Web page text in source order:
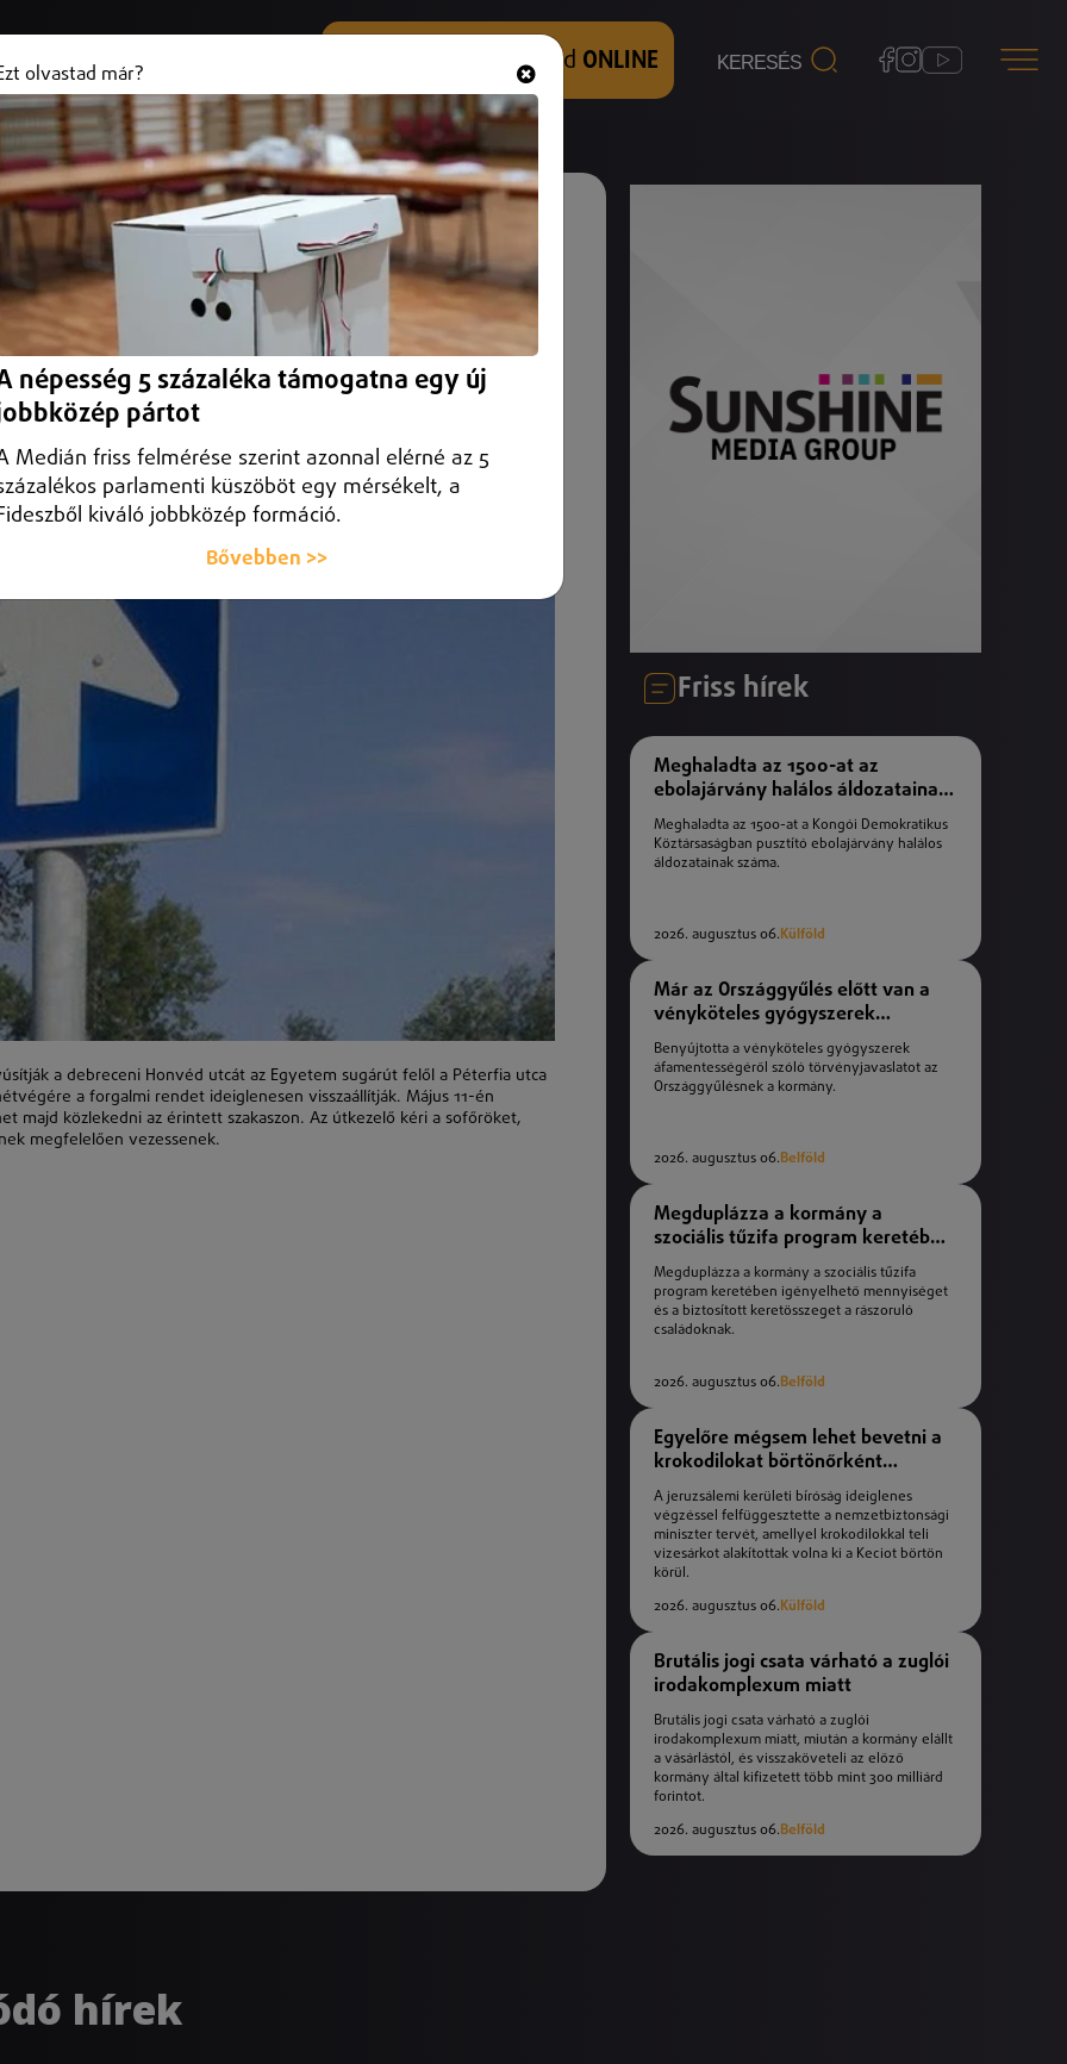
+36 (20) 316 3000 Hallgasd és nézd ONLINE
a debreceni Honvéd utcát
a debreceni Honvéd utcát az Egyetem sugárút felől a Péterfia
a debreceni Honvéd utcát az Egyetem sugárút felől a Péterfia utca
a forgalmi rendet ideiglenesen visszaállítják. Május 11-én
majd közlekedni az érintett szakaszon. Az útkezelő kéri a sofőröket,
megfelelően vezessenek.
Friss hírek
Meghaladta az 1500-at az
ebolajárvány halálos áldozatainak
száma
Meghaladta az 1500-at a Kongói Demokratikus
Köztársaságban pusztító ebolajárvány halálos
áldozatainak száma.
2026. augusztus 06. Külföld
Már az Országgyűlés előtt van a
vényköteles gyógyszerek
áfamentességéről szóló
törvényjavaslat
Benyújtotta a vényköteles gyógyszerek
áfamentességéről szóló törvényjavaslatot az
Országgyűlésnek a kormány.
2026. augusztus 06.Belföld
Megduplázza a kormány a
szociális tűzifa program keretében
igényelhető mennyiséget
Megduplázza a kormány a szociális tűzifa
program keretében igényelhető mennyiséget
és a biztosított keretösszeget a rászoruló
családoknak.
2026. augusztus 06.Belföld
Egyelőre mégsem lehet bevetni a
krokodilokat börtönőrként
Izraelben
A jeruzsálemi kerületi bíróság ideiglenes
végzéssel felfüggesztette a nemzetbiztonsági
miniszter tervét, amellyel krokodilokkal teli
vizesárkot alakítottak volna ki a Keciot börtön
körül.
2026. augusztus 06. Külföld
Brutális jogi csata várható a zuglói
irodakomplexum miatt
Brutális jogi csata várható a zuglói
irodakomplexum miatt, miután a kormány elállt
a vásárlástól, és visszaköveteli az előző
kormány által kifizetett több mint 300 milliárd
forintot.
2026. augusztus 06.Belföld
hírek
olvastad már?
népesség 5 százaléka támogatna egy új
pártot
Medián friss felmérése szerint azonnal elérné az 5
parlamenti küszöböt egy mérsékelt, a
Fideszből kiváló jobbközép formáció.
Bővebben >>